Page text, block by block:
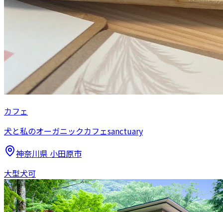
カフェ
犬と私のオーガニックカフェsanctuary
神奈川県 小田原市
大型犬可